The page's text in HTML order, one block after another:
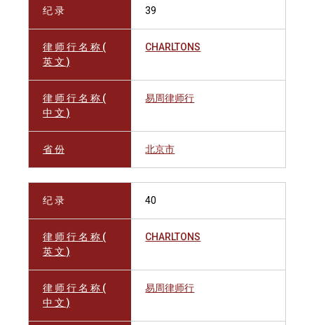
纪 录 39
律 师 行 名 称 (
英 文 )
CHARLTONS
律 师 行 名 称 (
中 文 )
易周律师行
省 份 北京市
纪 录 40
律 师 行 名 称 (
英 文 )
CHARLTONS
律 师 行 名 称 (
中 文 )
易周律师行